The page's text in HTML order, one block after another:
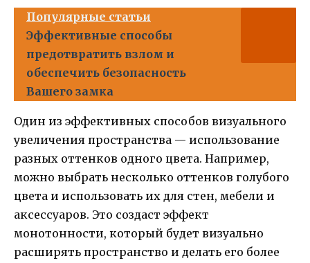
Популярные статьи
Эффективные способы
предотвратить взлом и
обеспечить безопасность
Вашего замка
Один из эффективных способов визуального
увеличения пространства — использование
разных оттенков одного цвета. Например,
можно выбрать несколько оттенков голубого
цвета и использовать их для стен, мебели и
аксессуаров. Это создаст эффект
монотонности, который будет визуально
расширять пространство и делать его более